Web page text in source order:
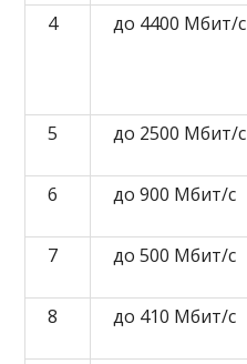
4
до 4400 Мбит/с
5
до 2500 Мбит/с
6
до 900 Мбит/с
7
до 500 Мбит/с
8
до 410 Мбит/с